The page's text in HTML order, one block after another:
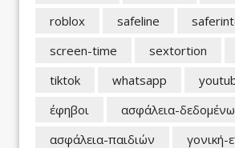
roblox
safeline
screen-time
sextortion
tiktok
whatsapp
έφηβοι
ασφάλεια-
ασφάλεια-παιδιών
γονική-